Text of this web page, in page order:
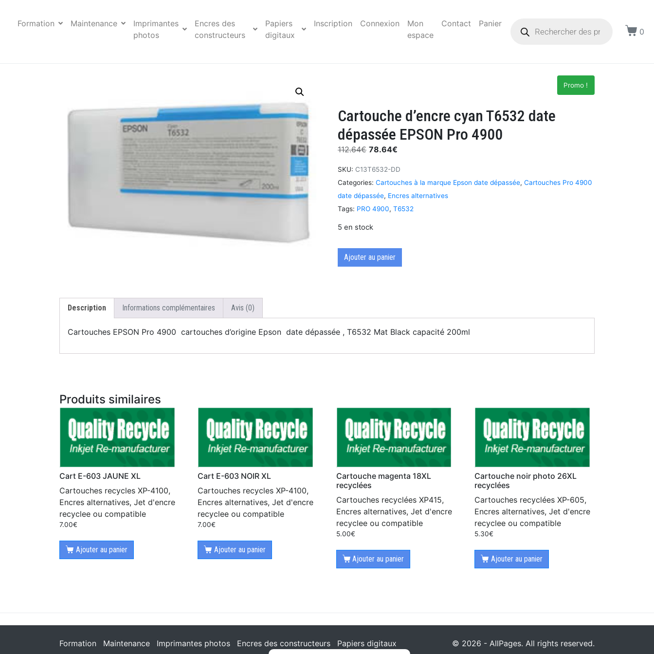
Formation Maintenance
Imprimantes
photos
Encres des
constructeurs
Papiers
digitaux
Inscription Connexion
Mon
espace
Contact
Panier
0
Promo !
Cartouche d’encre cyan T6532 date
dépassée EPSON Pro 4900
112.64€ 78.64€
SKU: C13T6532-DD
Categories: Cartouches à la marque Epson date dépassée, Cartouches Pro 4900
date dépassée, Encres alternatives
Tags: PRO 4900, T6532
5 en stock
Ajouter au panier
Description Informations complémentaires Avis (0)
Cartouches EPSON Pro 4900 cartouches d’origine Epson date dépassée , T6532 Mat Black capacité 200ml
Produits similaires
Cart E-603 JAUNE XL
Cartouches recycles XP-4100,
Encres alternatives, Jet d'encre
recyclee ou compatible
7.00€
Ajouter au panier
Cart E-603 NOIR XL
Cartouches recycles XP-4100,
Encres alternatives, Jet d'encre
recyclee ou compatible
7.00€
Ajouter au panier
Cartouche magenta 18XL
recyclées
Cartouches recyclées XP415,
Encres alternatives, Jet d'encre
recyclee ou compatible
5.00€
Ajouter au panier
Cartouche noir photo 26XL
recyclées
Cartouches recyclées XP-605,
Encres alternatives, Jet d'encre
recyclee ou compatible
5.30€
Ajouter au panier
Formation Maintenance Imprimantes photos Encres des constructeurs Papiers digitaux © 2026 - AllPages. All rights reserved.